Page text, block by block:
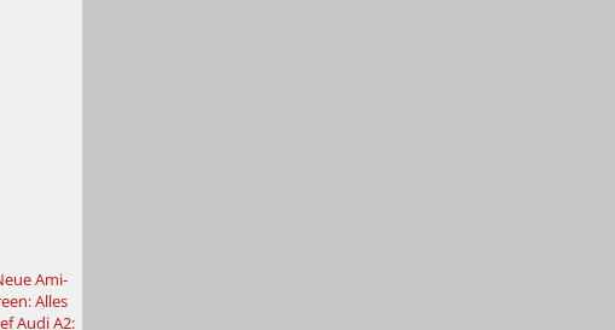
Ami-
Alles
Audi A2: